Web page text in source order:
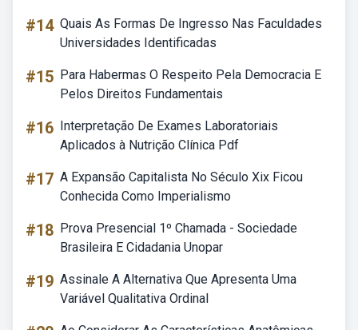
#14 Quais As Formas De Ingresso Nas Faculdades
Universidades Identificadas
#15 Para Habermas O Respeito Pela Democracia E
Pelos Direitos Fundamentais
#16 Interpretação De Exames Laboratoriais
Aplicados à Nutrição Clínica Pdf
#17 A Expansão Capitalista No Século Xix Ficou
Conhecida Como Imperialismo
#18 Prova Presencial 1º Chamada - Sociedade
Brasileira E Cidadania Unopar
#19 Assinale A Alternativa Que Apresenta Uma
Variável Qualitativa Ordinal